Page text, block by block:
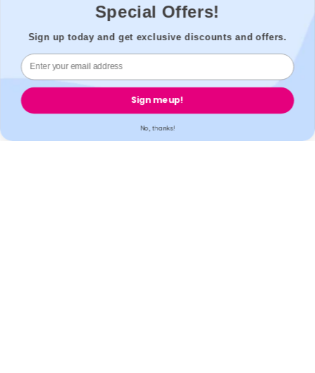
Welzo fungiert als Gesundheitsplattform, die Patienten mit den
besten Gesundheitsdienstleistern verbindet, um eine nahtlose
Erfahrung zu ermöglichen. Wir können nicht für unsere Drittanbieter
haftbar gemacht werden.
Welzo, 833, 19 - 21 Crawford Street, W1H 1PJ, London,
Großbritannien.
Special Offers!
Sign up today and get exclusive discounts and offers.
Sign me up!
No, thanks!